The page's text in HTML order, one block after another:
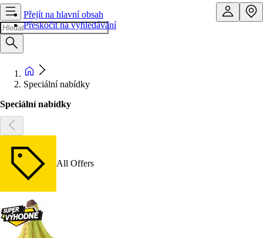
Přejít na hlavní obsah
Přeskočit na vyhledávání
Speciální nabídky
Speciální nabídky
All Offers